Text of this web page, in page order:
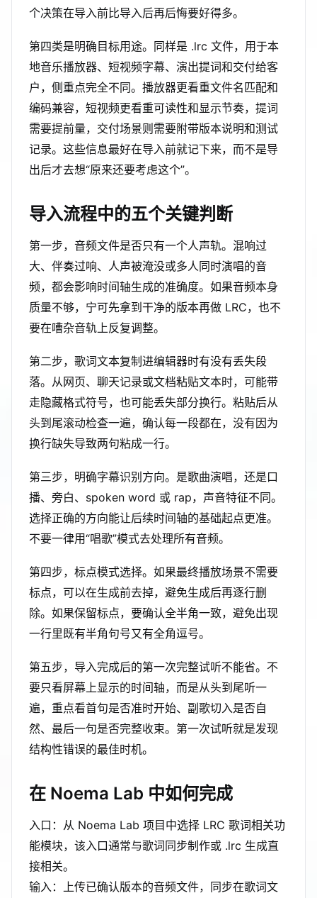
个决策在导入前比导入后再后悔要好得多。
第四类是明确目标用途。同样是 .lrc 文件，用于本
地音乐播放器、短视频字幕、演出提词和交付给客
户，侧重点完全不同。播放器更看重文件名匹配和
编码兼容，短视频更看重可读性和显示节奏，提词
需要提前量，交付场景则需要附带版本说明和测试
记录。这些信息最好在导入前就记下来，而不是导
出后才去想“原来还要考虑这个”。
导入流程中的五个关键判断
第一步，音频文件是否只有一个人声轨。混响过
大、伴奏过响、人声被淹没或多人同时演唱的音
频，都会影响时间轴生成的准确度。如果音频本身
质量不够，宁可先拿到干净的版本再做 LRC，也不
要在嘈杂音轨上反复调整。
第二步，歌词文本复制进编辑器时有没有丢失段
落。从网页、聊天记录或文档粘贴文本时，可能带
走隐藏格式符号，也可能丢失部分换行。粘贴后从
头到尾滚动检查一遍，确认每一段都在，没有因为
换行缺失导致两句粘成一行。
第三步，明确字幕识别方向。是歌曲演唱，还是口
播、旁白、spoken word 或 rap，声音特征不同。
选择正确的方向能让后续时间轴的基础起点更准。
不要一律用“唱歌”模式去处理所有音频。
第四步，标点模式选择。如果最终播放场景不需要
标点，可以在生成前去掉，避免生成后再逐行删
除。如果保留标点，要确认全半角一致，避免出现
一行里既有半角句号又有全角逗号。
第五步，导入完成后的第一次完整试听不能省。不
要只看屏幕上显示的时间轴，而是从头到尾听一
遍，重点看首句是否准时开始、副歌切入是否自
然、最后一句是否完整收束。第一次试听就是发现
结构性错误的最佳时机。
在 Noema Lab 中如何完成
入口：从 Noema Lab 项目中选择 LRC 歌词相关功
能模块，该入口通常与歌词同步制作或 .lrc 生成直
接相关。
输入：上传已确认版本的音频文件，同步在歌词文